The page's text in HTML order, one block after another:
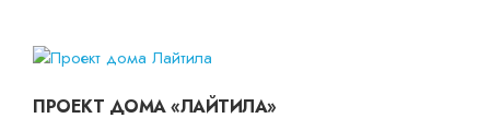
ПРОЕКТ ДОМА «ЛАЙТИЛА»